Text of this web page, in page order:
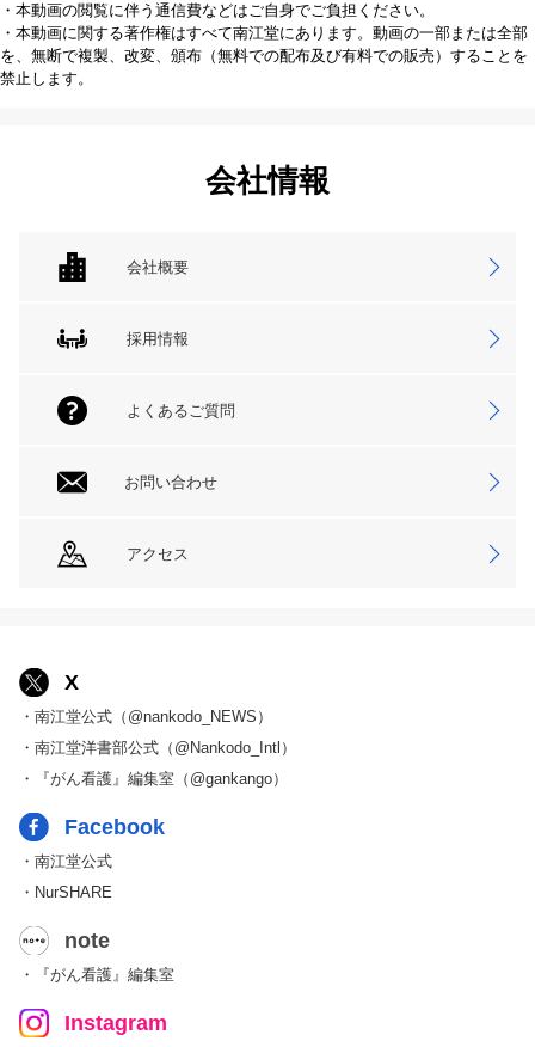
・本動画の閲覧に伴う通信費などはご自身でご負担ください。
・本動画に関する著作権はすべて南江堂にあります。動画の一部または全部
を、無断で複製、改変、頒布（無料での配布及び有料での販売）することを
禁止します。
会社情報
会社概要
採用情報
よくあるご質問
お問い合わせ
アクセス
X
・南江堂公式（@nankodo_NEWS）
・南江堂洋書部公式（@Nankodo_Intl）
・『がん看護』編集室（@gankango）
Facebook
・南江堂公式
・NurSHARE
note
・『がん看護』編集室
Instagram